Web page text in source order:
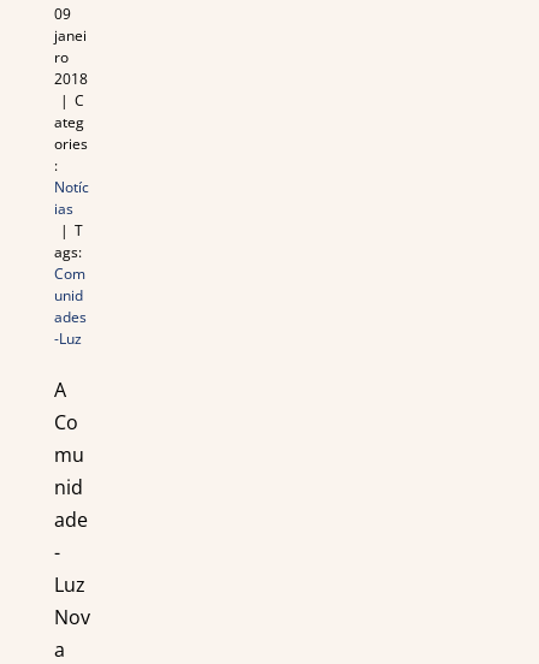
09
janei
ro
2018
| C
ateg
ories
:
Notíc
ias
| T
ags:
Com
unid
ades
-Luz
A
Co
mu
nid
ade
-
Luz
Nov
a